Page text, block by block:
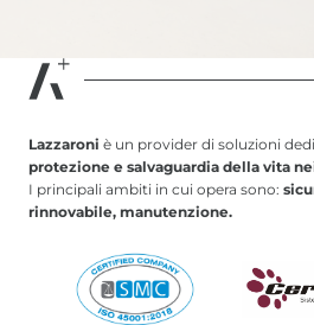
Lazzaroni è un provider di soluzioni
protezione e salvaguardia della vita
I principali ambiti in cui opera sono:
rinnovabile, manutenzione.